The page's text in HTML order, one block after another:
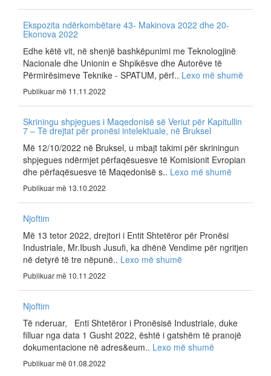
Ekspozita ndërkombëtare 43- Makinova 2022 dhe 20-
Ekonova 2022
Еdhe këtë vit, në shenjë bashkëpunimi me Teknologjinë
Nacionale dhe Unionin e Shpikësve dhe Autorëve të
Përmirësimeve Teknike - SPATUM, përf.. Lexo më shumë
Publikuar më 11.11.2022
Skriningu shpjegues i Maqedonisë së Veriut për Kapitullin
7 – Të drejtat për pronësi intelektuale, në Bruksel
Më 12/10/2022 në Bruksel, u mbajt takimi për skriningun
shpjegues ndërmjet përfaqësuesve të Komisionit Evropian
dhe përfaqësuesve të Maqedonisë s.. Lexo më shumë
Publikuar më 13.10.2022
Njoftim
Më 13 tetor 2022, drejtori i Entit Shtetëror për Pronësi
Industriale, Mr.Ibush Jusufi, ka dhënë Vendime për ngritjen
në detyrë të tre nëpunë.. Lexo më shumë
Publikuar më 10.11.2022
Njoftim
Të nderuar, Enti Shtetëror i Pronësisë Industriale, duke
filluar nga data 1 Gusht 2022, është i gatshëm të pranojë
dokumentacione në adres&eum.. Lexo më shumë
Publikuar më 01.08.2022